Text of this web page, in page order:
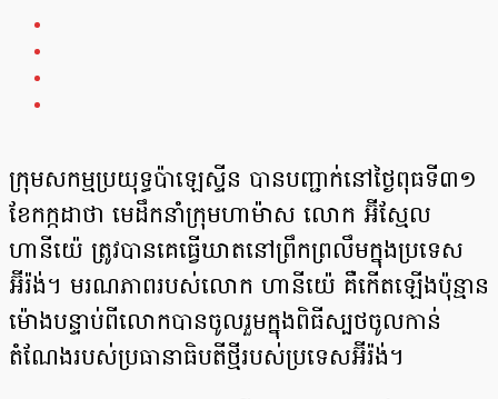
ក្រុមសកម្មប្រយុទ្ធប៉ាឡេស្ទីន បានបញ្ជាក់នៅថ្ងៃពុធទី៣១
ខែកក្កដាថា មេដឹកនាំក្រុមហាម៉ាស លោក អ៊ីស្មែល
ហានីយ៉េ ត្រូវបានគេធ្វើឃាតនៅព្រឹកព្រលឹមក្នុងប្រទេស
អ៊ីរ៉ង់។ មរណភាពរបស់លោក ហានីយ៉េ គឺកើតឡើងប៉ុន្មាន
ម៉ោងបន្ទាប់ពីលោកបានចូលរួមក្នុងពិធីស្បថចូលកាន់
តំណែងរបស់ប្រធានាធិបតីថ្មីរបស់ប្រទេសអ៊ីរ៉ង់។